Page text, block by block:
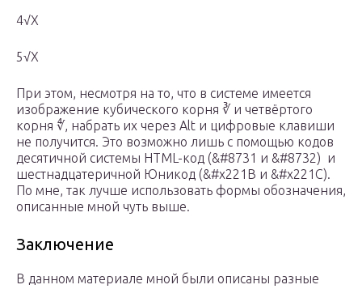
4√X
5√X
При этом, несмотря на то, что в системе имеется
изображение кубического корня ∛ и четвёртого
корня ∜, набрать их через Alt и цифровые клавиши
не получится. Это возможно лишь с помощью кодов
десятичной системы HTML-код (&#8731 и &#8732) и
шестнадцатеричной Юникод (&#x221B и &#x221C).
По мне, так лучше использовать формы обозначения,
описанные мной чуть выше.
Заключение
В данном материале мной были описаны разные